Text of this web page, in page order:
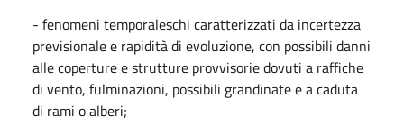
- fenomeni temporaleschi caratterizzati da incertezza
previsionale e rapidità di evoluzione, con possibili danni
alle coperture e strutture provvisorie dovuti a raffiche
di vento, fulminazioni, possibili grandinate e a caduta
di rami o alberi;